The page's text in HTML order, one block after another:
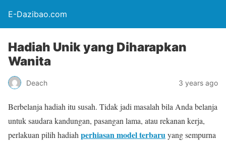
E-Dazibao.com
Hadiah Unik yang Diharapkan
Wanita
Deach 3 years ago
Berbelanja hadiah itu susah. Tidak jadi masalah bila Anda belanja
untuk saudara kandungan, pasangan lama, atau rekanan kerja,
perlakuan pilih hadiah perhiasan model terbaruyang sempurna